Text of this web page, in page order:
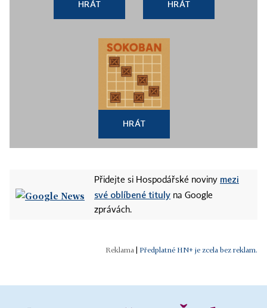
HRÁT HRÁT
HRÁT
Přidejte si Hospodářské noviny mezi
své oblíbené tituly na Google
zprávách.
Předplatné HN+ je zcela bez reklam.